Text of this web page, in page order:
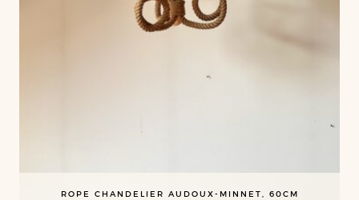
ROPE CHANDELIER AUDOUX-MINNET, 60CM